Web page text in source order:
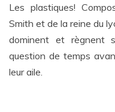
Les plastiques!
Smith et de la reine du
dominent et règnent
question de temps
leur aile.